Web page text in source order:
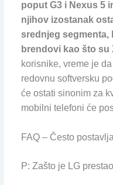
poput G3 i Nexus 5
njihov izostanak
srednjeg segmenta,
brendovi kao što su
korisnike, vreme je
redovnu softversku
će ostati sinonim za
mobilni telefoni će
FAQ – Često
P: Zašto je LG